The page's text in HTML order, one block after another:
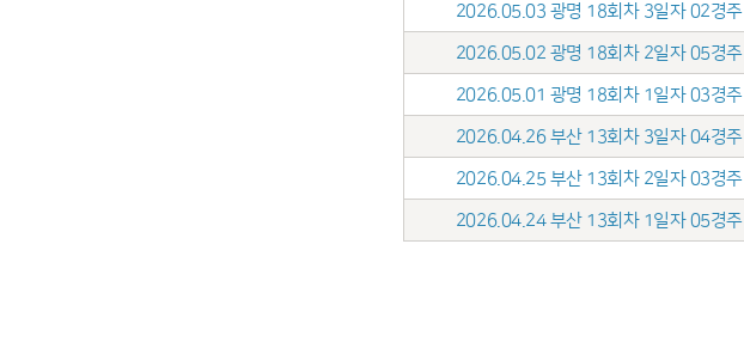
2026.05.03 광명 18회차 3일자 02경주
2026.05.02 광명 18회차 2일자 05경주
2026.05.01 광명 18회차 1일자 03경주
2026.04.26 부산 13회차 3일자 04경주
2026.04.25 부산 13회차 2일자 03경주
2026.04.24 부산 13회차 1일자 05경주